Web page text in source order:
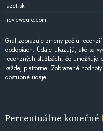
azet.sk
revieweuro.com
Graf zobrazuje zmeny počtu
obdobiach. Údaje ukazujú, ako sa
recenzných službách, čo umožňuje
každej platforme. Zobrazené
dostupné údaje.
Percentuálne konečné